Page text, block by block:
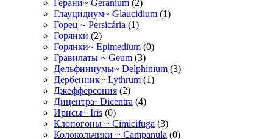
Герани~ Geranium (2)
Глауцидиум~ Glaucidium (1)
Горец ~ Persicária (1)
Горянки (2)
Горянки~ Epimedium (0)
Гравилаты ~ Geum (3)
Дельфиниумы~ Delphinium (3)
Дербенник~ Lythrum (1)
Джефферсония (2)
Дицентра~Dicentra (4)
Ирисы~ Iris (0)
Клопогоны ~ Cimicifuga (3)
Колокольчики ~ Campanula (0)